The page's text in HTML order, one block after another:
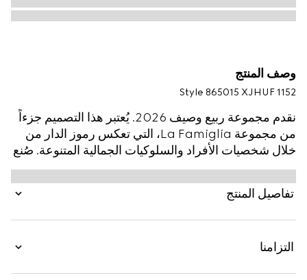
وصف المنتج
Style ‎865015 XJHUF 1152
نقدم مجموعة ربيع وصيف 2026. يُعتبر هذا التصميم جزءاً
من مجموعة La Famiglia، التي تعكس رموز الدار من
خلال شخصيات الأفراد والسلوكيات الجمالية المتنوعة. صُنع
هذا التي شيرت من قطن الجيرسي والحرير، ويزدان
بطبعة شعار Gucci وشريط ويب مع شعار G المتشابك.
تفاصيل المنتج
التزامنا